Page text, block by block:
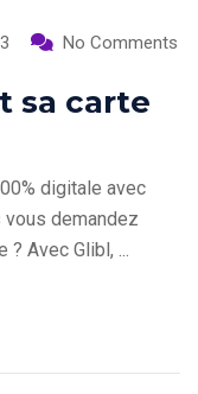
No Comments
sa carte
digitale avec
vous demandez
Avec Glibl, ...